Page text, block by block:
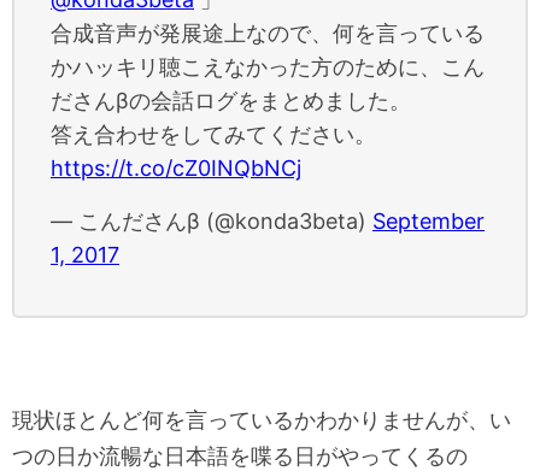
合成音声が発展途上なので、何を言っている
かハッキリ聴こえなかった方のために、こん
ださんβの会話ログをまとめました。
答え合わせをしてみてください。
https://t.co/cZ0INQbNCj
— こんださんβ (@konda3beta) September
1, 2017
現状ほとんど何を言っているかわかりませんが、い
つの日か流暢な日本語を喋る日がやってくるの